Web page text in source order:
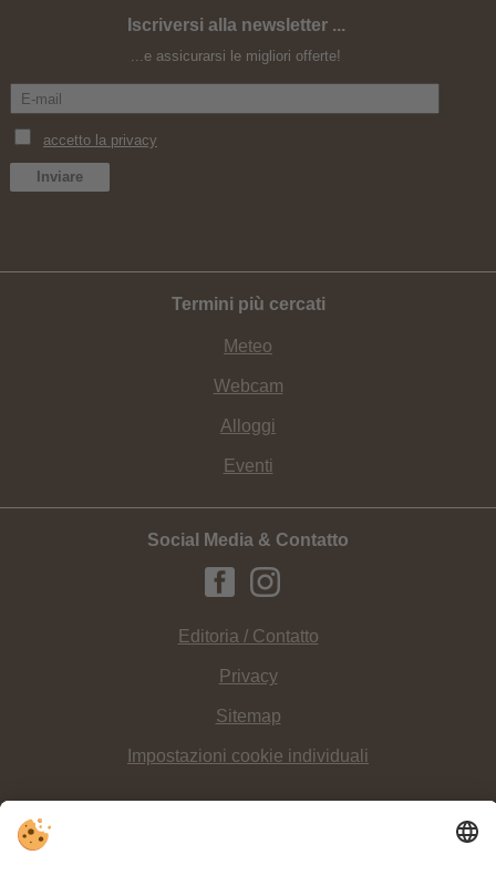
Autunno in montagna - Offerta speciale 6+1
Iscriversi alla newsletter ...
...e assicurarsi le migliori offerte!
Termini più cercati
Meteo
Webcam
Alloggi
Eventi
Social Media & Contatto
Editoria / Contatto
Privacy
Sitemap
Impostazioni cookie individuali
INFO:
percorsi sulle vie